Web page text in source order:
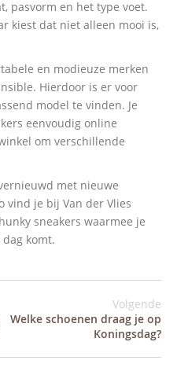
pasvorm en het type voet.
kiest dat niet alleen mooi is,
en modieuze merken
Hierdoor is er voor
model te vinden. Je
eenvoudig online
om verschillende
met nieuwe
vind je bij Van der Vlies
sneakers waarmee je
komt.
Volgende
Welke schoenen draag je op
Koningsdag?